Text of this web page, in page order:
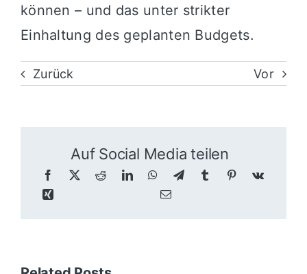
können – und das unter strikter
Einhaltung des geplanten Budgets.
Zurück Vor
Auf Social Media teilen